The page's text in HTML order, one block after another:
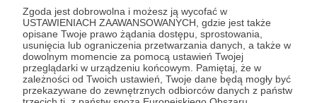
Zgoda jest dobrowolna i możesz ją wycofać w
USTAWIENIACH ZAAWANSOWANYCH, gdzie jest także
opisane Twoje prawo żądania dostępu, sprostowania,
usunięcia lub ograniczenia przetwarzania danych, a także w
dowolnym momencie za pomocą ustawień Twojej
przeglądarki w urządzeniu końcowym. Pamiętaj, że w
zależności od Twoich ustawień, Twoje dane będą mogły być
przekazywane do zewnętrznych odbiorców danych z państw
wszędzie:-) (...)"
Bartek Fetysz Dzienniki z Metafor dziennikarstwo
+2